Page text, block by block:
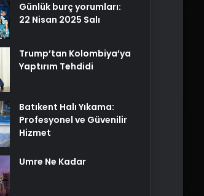
Günlük burç yorumları:
22 Nisan 2025 Salı
Trump’tan Kolombiya’ya
Yaptırım Tehdidi
Batıkent Halı Yıkama:
Profesyonel ve Güvenilir
Hizmet
Umre Ne Kadar